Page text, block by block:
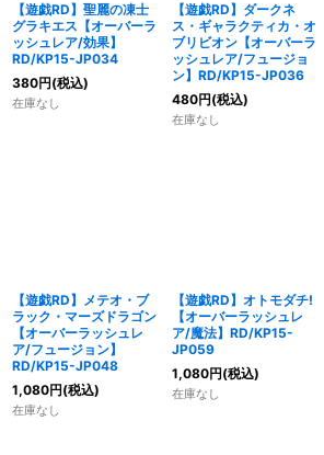
【遊戯RD】聖麗の凍士
グラキエス【オーバーラ
ッシュレア/効果】
RD/KP15-JP034
380円(税込)
在庫なし
【遊戯RD】ダークネ
ス・ギャラクティカ・オ
ブリビオン【オーバーラ
ッシュレア/フュージョ
ン】RD/KP15-JP036
480円(税込)
在庫なし
【遊戯RD】メテオ・ブ
ラック・マーズドラゴン
【オーバーラッシュレ
ア/フュージョン】
RD/KP15-JP048
1,080円(税込)
在庫なし
【遊戯RD】オトモダチ!
【オーバーラッシュレ
ア/魔法】RD/KP15-
JP059
1,080円(税込)
在庫なし